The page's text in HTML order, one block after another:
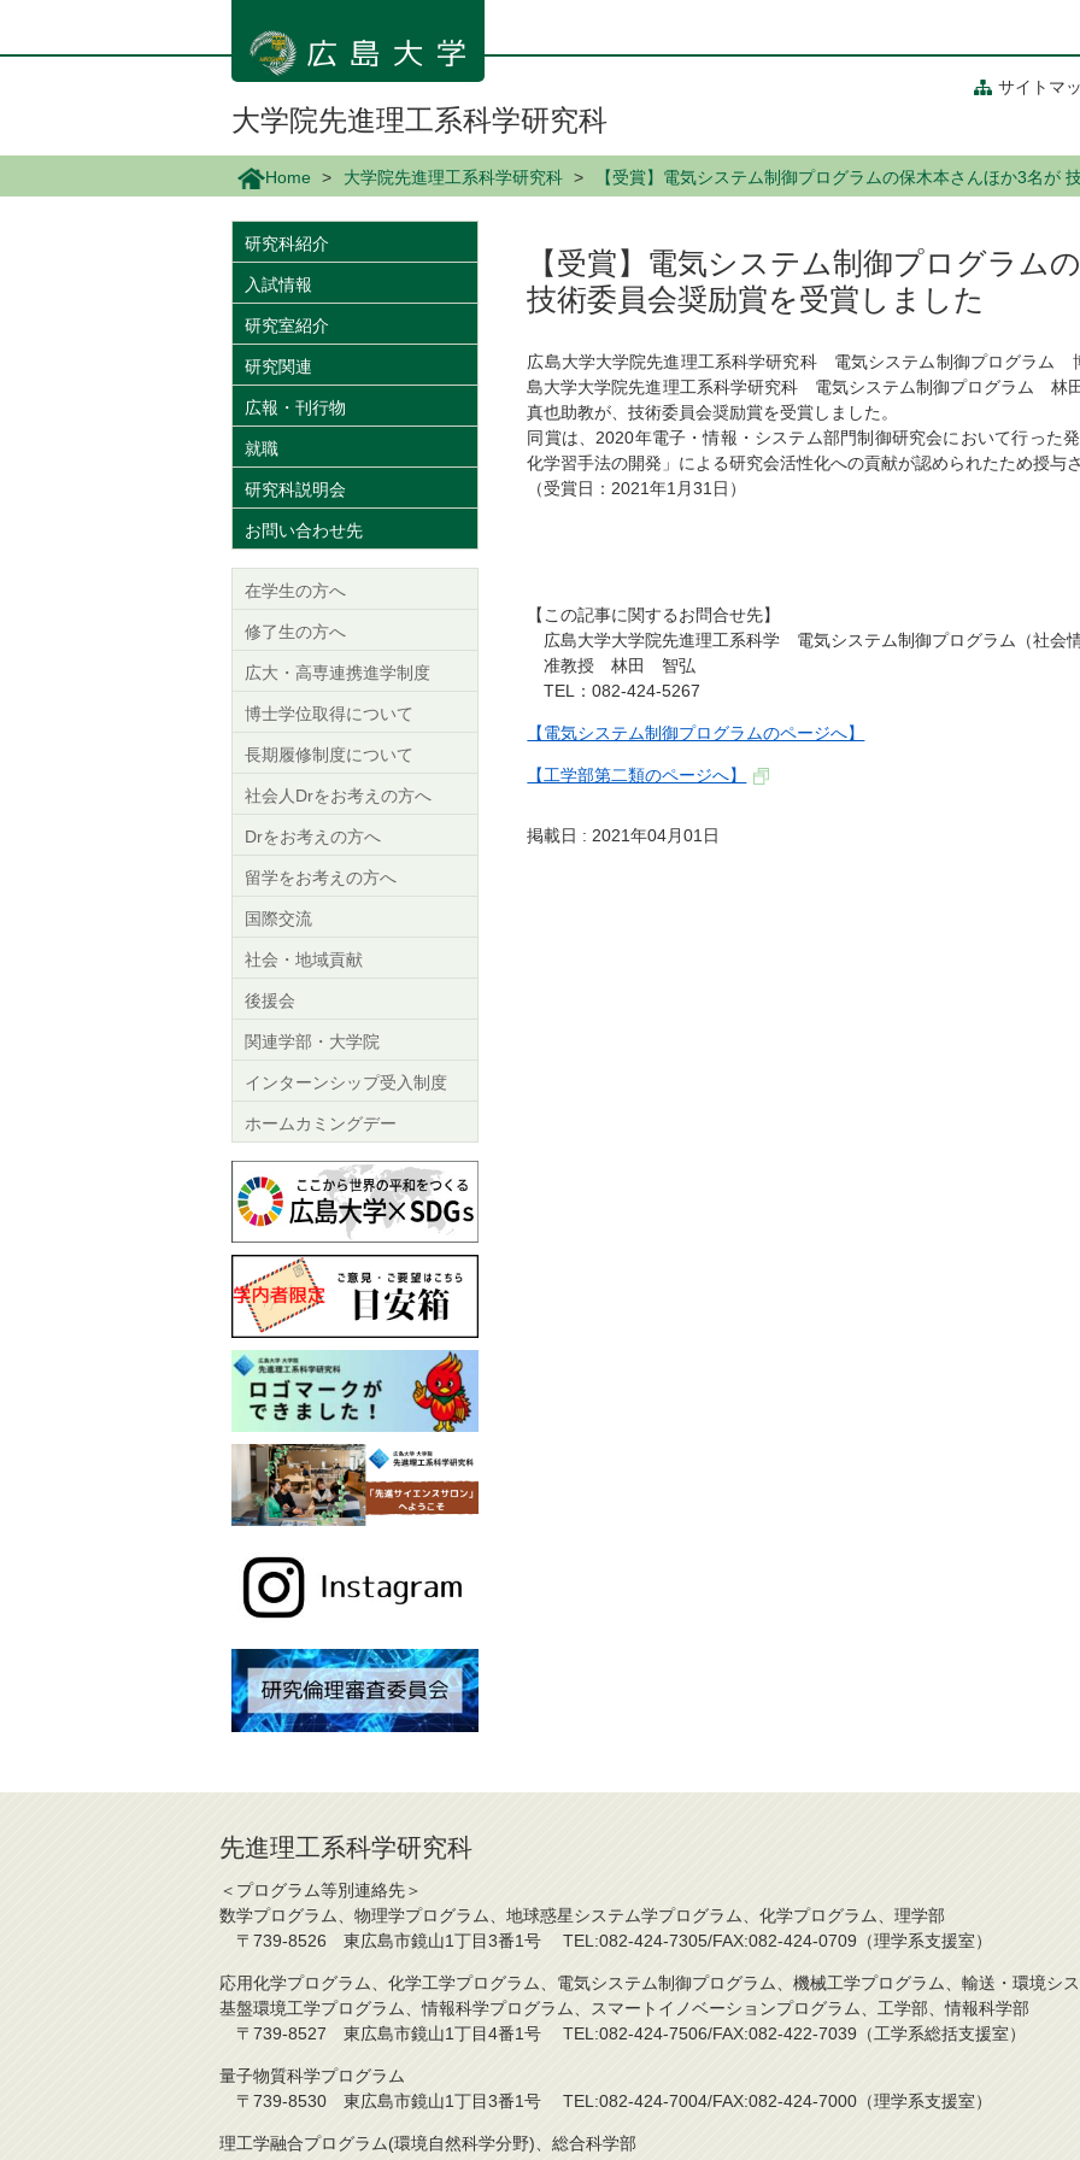
ン
サイトマ
大学院先進理工系科学研究科
Home 大学院先進理工系科学研究科 【受賞】電気システム制御プログラムの保木本さんほか3名が
【受賞】電気システム制御プログラム
技術委員会奨励賞を受賞しました
広島大学大学院先進理工系科学研究科 電気システム制御プログラム
島大学大学院先進理工系科学研究科 電気システム制御プログラム
真也助教が、技術委員会奨励賞を受賞しました。
同賞は、2020年電子・情報・システム部門制御研究会において行った
化学習手法の開発」による研究会活性化への貢献が認められたため授与
（受賞日：2021年1月31日）
【この記事に関するお問合せ先】
広島大学大学院先進理工系科学 電気システム制御プログラム（社会情
准教授 林田 智弘
TEL：082-424-5267
【電気システム制御プログラムのページへ】
【工学部第二類のページへ】
掲載日 : 2021年04月01日
研究科紹介
入試情報
研究室紹介
研究関連
広報・刊行物
就職
研究科説明会
お問い合わせ先
在学生の方へ
修了生の方へ
広大・高専連携進学制度
博士学位取得について
長期履修制度について
社会人Drをお考えの方へ
Drをお考えの方へ
留学をお考えの方へ
国際交流
社会・地域貢献
後援会
関連学部・大学院
インターンシップ受入制度
ホームカミングデー
先進理工系科学研究科
＜プログラム等別連絡先＞
数学プログラム、物理学プログラム、地球惑星システム学プログラム、化学プログラム、理学部
〒739-8526 東広島市鏡山1丁目3番1号 TEL:082-424-7305/FAX:082-424-0709（理学系支援室）
応用化学プログラム、化学工学プログラム、電気システム制御プログラム、機械工学プログラム、輸送・環境シ
基盤環境工学プログラム、情報科学プログラム、スマートイノベーションプログラム、工学部、情報科学部
〒739-8527 東広島市鏡山1丁目4番1号 TEL:082-424-7506/FAX:082-422-7039（工学系総括支援室）
量子物質科学プログラム
〒739-8530 東広島市鏡山1丁目3番1号 TEL:082-424-7004/FAX:082-424-7000（理学系支援室）
理工学融合プログラム(環境自然科学分野)、総合科学部